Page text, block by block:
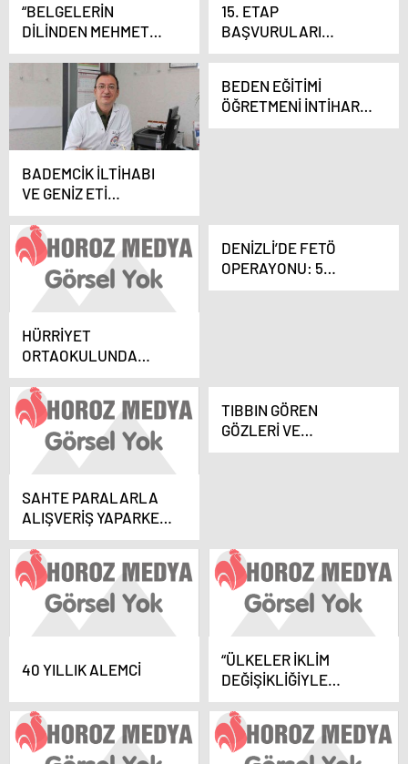
“BELGELERİN
DİLİNDEN MEHMET
AKİF” KONFERANSI
15. ETAP
BAŞVURULARI
BAŞLADI
BADEMCİK İLTİHABI
VE GENİZ ETİ
PROBLEMİNE DİKKAT!
BEDEN EĞİTİMİ
ÖĞRETMENİ İNTİHAR
ETTİ
HÜRRİYET
ORTAOKULUNDA
KERMES DÜZENLENDİ
DENİZLİ’DE FETÖ
OPERAYONU: 5
GÖZALTI
SAHTE PARALARLA
ALIŞVERİŞ YAPARKEN
POLİSİN RADARINA
TAKILDI
TIBBIN GÖREN
GÖZLERİ VE
GÖRÜNMEYEN
40 YILLIK ALEMCİ
“ÜLKELER İKLİM
DEĞİŞİKLİĞİYLE
ORTAK MÜCADELE
ETMELİ”